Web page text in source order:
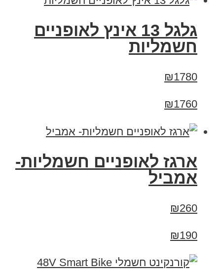
גלגל 13 אינץ לאופניים
חשמליות
₪1780
₪1760
ארגז לאופניים חשמליות-
אמביל
₪260
₪190